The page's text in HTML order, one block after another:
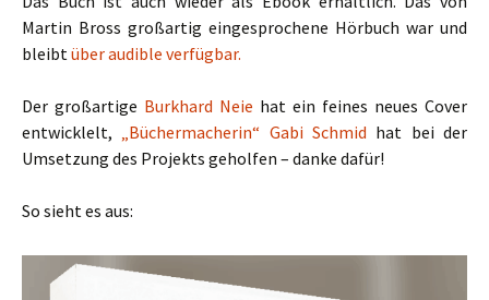
Martin Bross großartig eingesprochene Hörbuch war und
bleibtüber audible verfügbar.
Der großartige Burkhard Neie hat ein feines neues Cover
entwicklelt, „Büchermacherin“ Gabi Schmid hat bei der
Umsetzung des Projekts geholfen – danke dafür!
So sieht es aus: